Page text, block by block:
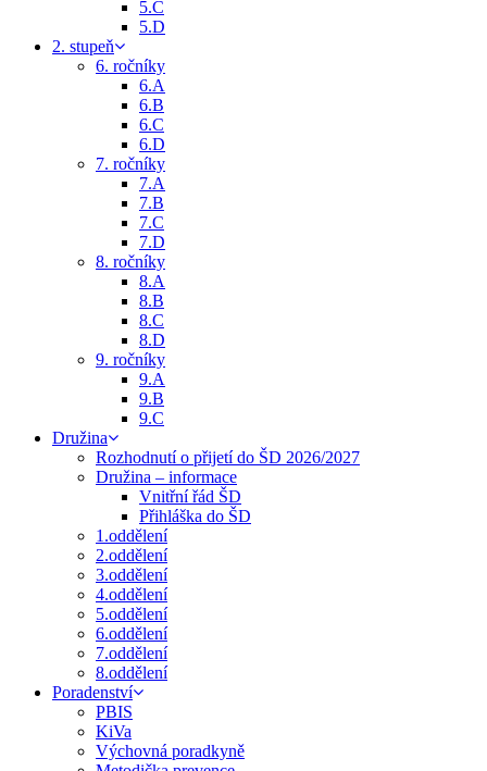
5.C
5.D
2. stupeň
6. ročníky
6.A
6.B
6.C
6.D
7. ročníky
7.A
7.B
7.C
7.D
8. ročníky
8.A
8.B
8.C
8.D
9. ročníky
9.A
9.B
9.C
Družina
Rozhodnutí o přijetí do ŠD 2026/2027
Družina – informace
Vnitřní řád ŠD
Přihláška do ŠD
1.oddělení
2.oddělení
3.oddělení
4.oddělení
5.oddělení
6.oddělení
7.oddělení
8.oddělení
Poradenství
PBIS
KiVa
Výchovná poradkyně